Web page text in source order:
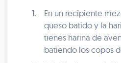
1.
En un recipiente
queso batido y la
tienes harina de
batiendo los copos